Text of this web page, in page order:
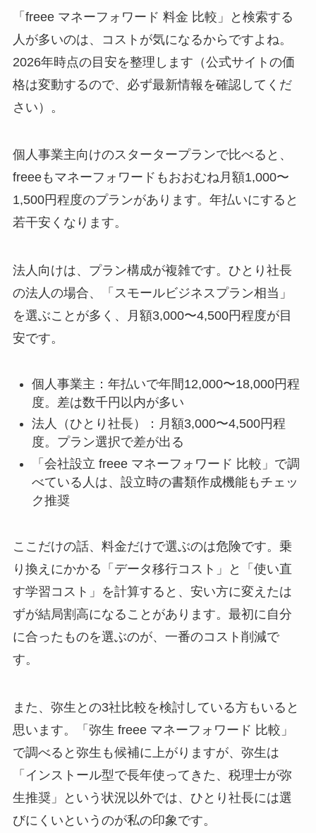
「freee マネーフォワード 料金 比較」と検索する
人が多いのは、コストが気になるからですよね。
2026年時点の目安を整理します（公式サイトの価
格は変動するので、必ず最新情報を確認してくだ
さい）。
個人事業主向けのスタータープランで比べると、
freeeもマネーフォワードもおおむね月額1,000〜
1,500円程度のプランがあります。年払いにすると
若干安くなります。
法人向けは、プラン構成が複雑です。ひとり社長
の法人の場合、「スモールビジネスプラン相当」
を選ぶことが多く、月額3,000〜4,500円程度が目
安です。
個人事業主：年払いで年間12,000〜18,000円程
度。差は数千円以内が多い
法人（ひとり社長）：月額3,000〜4,500円程
度。プラン選択で差が出る
「会社設立 freee マネーフォワード 比較」で調
べている人は、設立時の書類作成機能もチェッ
ク推奨
ここだけの話、料金だけで選ぶのは危険です。乗
り換えにかかる「データ移行コスト」と「使い直
す学習コスト」を計算すると、安い方に変えたは
ずが結局割高になることがあります。最初に自分
に合ったものを選ぶのが、一番のコスト削減で
す。
また、弥生との3社比較を検討している方もいると
思います。「弥生 freee マネーフォワード 比較」
で調べると弥生も候補に上がりますが、弥生は
「インストール型で長年使ってきた、税理士が弥
生推奨」という状況以外では、ひとり社長には選
びにくいというのが私の印象です。